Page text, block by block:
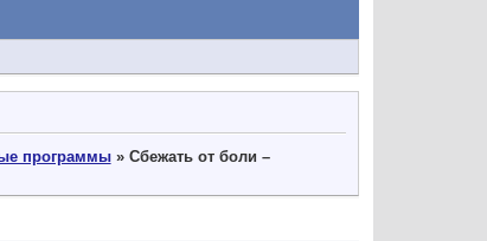
программы » Сбежать от боли –